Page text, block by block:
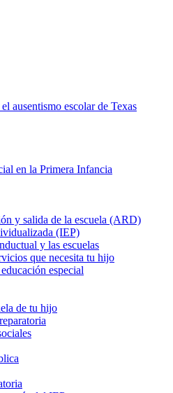
ausentismo escolar de Texas
en la Primera Infancia
y salida de la escuela (ARD)
(IEP)
y las escuelas
que necesita tu hijo
especial
de tu hijo